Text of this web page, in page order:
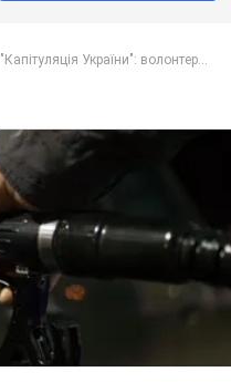
"Капітуляція України": волонтер...